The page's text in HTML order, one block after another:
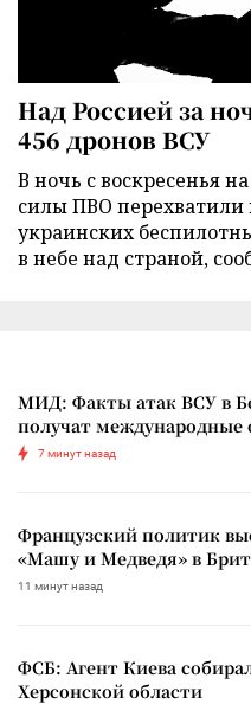
Над Россией за
456 дронов ВСУ
В ночь с воскресенья
силы ПВО
украинских
в небе над страной,
МИД: Факты атак ВСУ в
получат международные
7 минут назад
Французский политик
«Машу и Медведя» в
11 минут назад
ФСБ: Агент Киева
Херсонской области